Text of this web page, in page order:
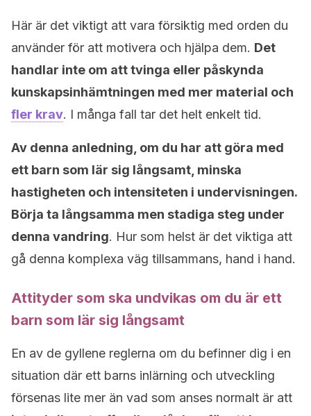
Här är det viktigt att vara försiktig med orden du
använder för att motivera och hjälpa dem. Det
handlar inte om att tvinga eller påskynda
kunskapsinhämtningen med mer material och
fler krav. I många fall tar det helt enkelt tid.
Av denna anledning, om du har att göra med
ett barn som lär sig långsamt, minska
hastigheten och intensiteten i undervisningen.
Börja ta långsamma men stadiga steg under
denna vandring. Hur som helst är det viktiga att
gå denna komplexa väg tillsammans, hand i hand.
Attityder som ska undvikas om du är ett
barn som lär sig långsamt
En av de gyllene reglerna om du befinner dig i en
situation där ett barns inlärning och utveckling
försenas lite mer än vad som anses normalt är att